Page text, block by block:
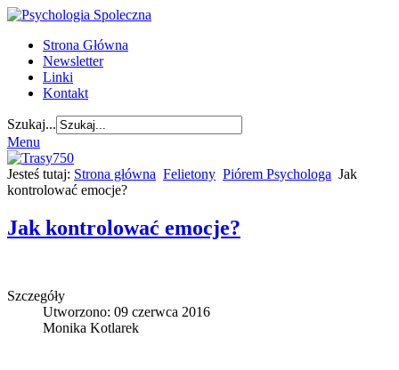
Strona Główna
Newsletter
Linki
Kontakt
Szukaj...
Menu
Jesteś tutaj: Strona główna Felietony Piórem Psychologa Jak
kontrolować emocje?
Jak kontrolować emocje?
Szczegóły
Utworzono: 09 czerwca 2016
Monika Kotlarek